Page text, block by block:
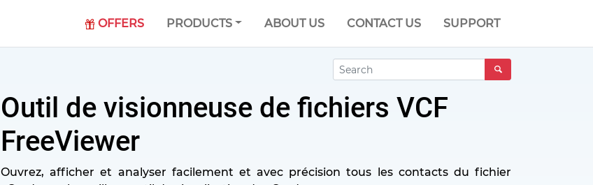
OFFERS PRODUCTS ABOUT US CONTACT US SUPPORT
Outil de visionneuse de fichiers VCF
FreeViewer
Ouvrez, afficher et analyser facilement et avec précision tous les contacts du fichier